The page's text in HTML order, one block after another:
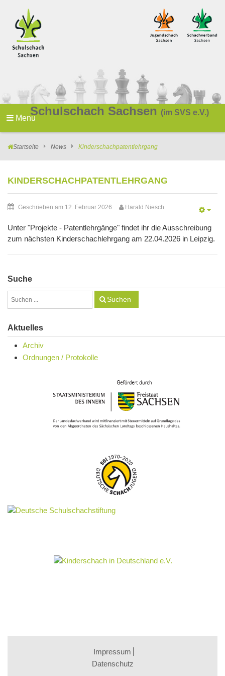
Schulschach Sachsen (im SVS e.V.)
Menu
Startseite News Kinderschachpatentlehrgang
KINDERSCHACHPATENTLEHRGANG
Geschrieben am 12. Februar 2026 Harald Niesch
Unter "Projekte - Patentlehrgänge" findet ihr die Ausschreibung
zum nächsten Kinderschachlehrgang am 22.04.2026 in Leipzig.
Suche
Suchen
Aktuelles
Archiv
Ordnungen / Protokolle
Impressum
Datenschutz